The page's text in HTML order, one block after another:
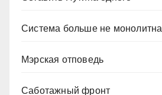
Система больше не монолитна
Мэрская отповедь
Саботажный фронт